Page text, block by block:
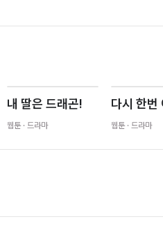
내 딸은 드래곤!
웹툰· 드라마
다시 한번
웹툰· 드라마